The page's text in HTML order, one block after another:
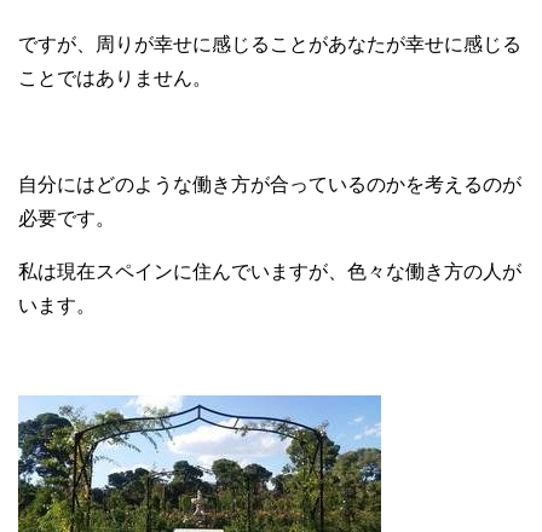
ですが、周りが幸せに感じることがあなたが幸せに感じる
ことではありません。
自分にはどのような働き方が合っているのかを考えるのが
必要です。
私は現在スペインに住んでいますが、色々な働き方の人が
います。